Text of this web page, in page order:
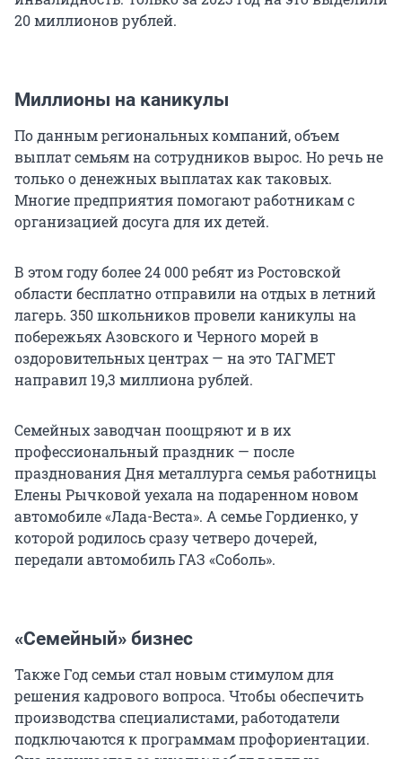
20 миллионов рублей.
Миллионы на каникулы
По данным региональных компаний, объем
выплат семьям на сотрудников вырос. Но речь не
только о денежных выплатах как таковых.
Многие предприятия помогают работникам с
организацией досуга для их детей.
В этом году более 24 000 ребят из Ростовской
области бесплатно отправили на отдых в летний
лагерь. 350 школьников провели каникулы на
побережьях Азовского и Черного морей в
оздоровительных центрах — на это ТАГМЕТ
направил 19,3 миллиона рублей.
Семейных заводчан поощряют и в их
профессиональный праздник — после
празднования Дня металлурга семья работницы
Елены Рычковой уехала на подаренном новом
автомобиле «Лада-Веста». А семье Гордиенко, у
которой родилось сразу четверо дочерей,
передали автомобиль ГАЗ «Соболь».
«Семейный» бизнес
Также Год семьи стал новым стимулом для
решения кадрового вопроса. Чтобы обеспечить
производства специалистами, работодатели
подключаются к программам профориентации.